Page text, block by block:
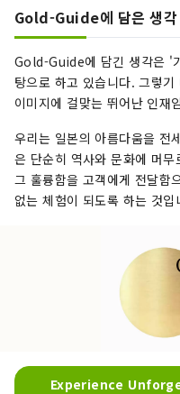
Gold-Guide에 담은 생각
Gold-Guide에 담긴 생각은 '
탕으로 하고 있습니다. 그렇
이미지에 걸맞는 뛰어난 인재
우리는 일본의 아름다움을 전
은 단순히 역사와 문화에 머
그 훌륭함을 고객에게 전달함
없는 체험이 되도록 하는 것입
Experience